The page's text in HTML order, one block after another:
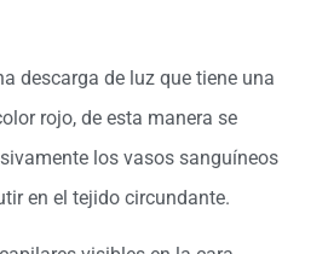
descarga de luz que tiene una
rojo, de esta manera se
los vasos sanguíneos
en el tejido circundante.